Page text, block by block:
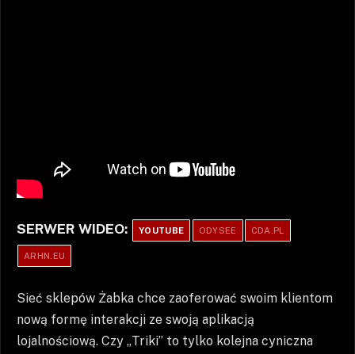
SERWER WIDEO: YOUTUBE ODYSEE CDA.PL
ARHN.EU
Sieć sklepów Żabka chce zaoferować swoim klientom
nową formę interakcji ze swoją aplikacją
lojalnościową. Czy „Triki” to tylko kolejna cyniczna